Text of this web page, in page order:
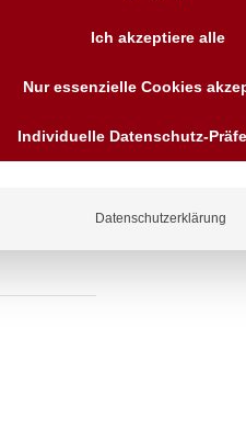
Wir
für
Ich akzeptiere alle
Nur essenzielle Cookies
Individuelle Datenschutz-
Datenschutzerklärung